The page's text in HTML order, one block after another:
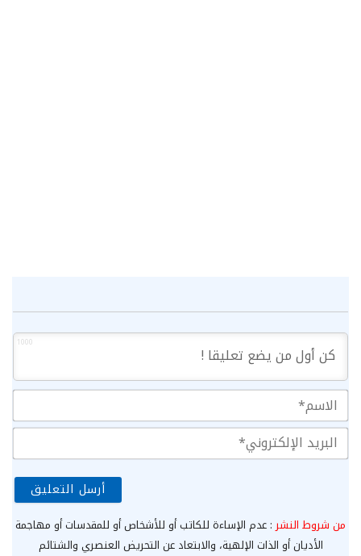
1000
من شروط النشر : عدم الإساءة للكاتب أو للأشخاص أو للمقدسات أو مهاجمة
الأديان أو الذات الإلهية، والابتعاد عن التحريض العنصري والشتائم